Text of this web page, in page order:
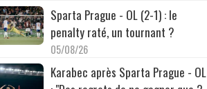
Sparta Prague - OL (2-1) : le
penalty raté, un tournant ?
05/08/26
Karabec après Sparta Prague - OL